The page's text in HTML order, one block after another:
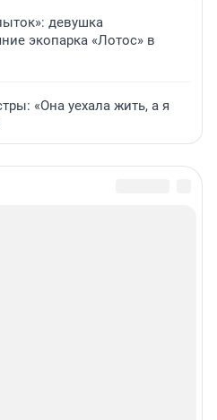
девушка
экопарка «Лотос» в
«Она уехала жить, а я